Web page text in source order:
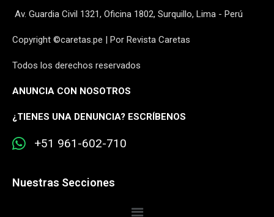
Av. Guardia Civil 1321, Oficina 1802, Surquillo, Lima - Perú
Copyright ©caretas.pe | Por Revista Caretas
Todos los derechos reservados
ANUNCIA CON NOSOTROS
¿TIENES UNA DENUNCIA? ESCRÍBENOS
+51 961-602-710
Nuestras Secciones